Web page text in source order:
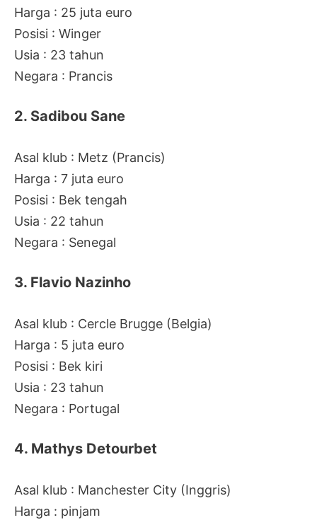
Harga : 25 juta euro
Posisi : Winger
Usia : 23 tahun
Negara : Prancis
2. Sadibou Sane
Asal klub : Metz (Prancis)
Harga : 7 juta euro
Posisi : Bek tengah
Usia : 22 tahun
Negara : Senegal
3. Flavio Nazinho
Asal klub : Cercle Brugge (Belgia)
Harga : 5 juta euro
Posisi : Bek kiri
Usia : 23 tahun
Negara : Portugal
4. Mathys Detourbet
Asal klub : Manchester City (Inggris)
Harga : pinjam